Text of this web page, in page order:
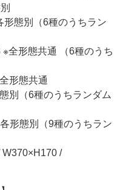
形態別（6種のうちラン
※全形態共通 （6種のうち
形態共通
別（6種のうちランダム
形態別（9種のうちラン
W370×H170 /